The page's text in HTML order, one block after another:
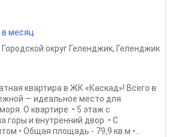
в месяц
Городской округ Геленджик, Геленджик
квартира в ЖК «Каскад»! Всего в
— идеальное место для
О квартире: • 5 этаж с
и внутренний двор ️ • С
• Общая площадь - 79,9 кв.м •...